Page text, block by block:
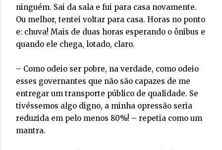
ninguém. Sai da sala e fui para casa novamente.
Ou melhor, tentei voltar para casa. Horas no ponto
e: chuva! Mais de duas horas esperando o ônibus e
quando ele chega, lotado, claro.
– Como odeio ser pobre, na verdade, como odeio
esses governantes que não são capazes de me
entregar um transporte público de qualidade. Se
tivéssemos algo digno, a minha opressão seria
reduzida em pelo menos 80%! – repetia como um
mantra.